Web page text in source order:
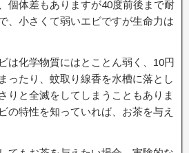
個体差もありますが40度前後まで耐
、小さくて弱いエビですが生命力は
は化学物質にはとことん弱く、10円
ったり、蚊取り線香を水槽に落とし
りと全滅をしてしまうこともありま
の特性を知っていれば、お茶を与え